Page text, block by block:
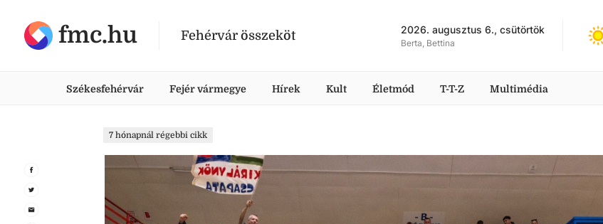
fmc.hu Fehérvár összeköt 2026. augusztus 6., csütörtök
Berta, Bettina
Székesfehérvár Fejér vármegye Hírek Kult Életmód T-T-Z Multimédia
7 hónapnál régebbi cikk